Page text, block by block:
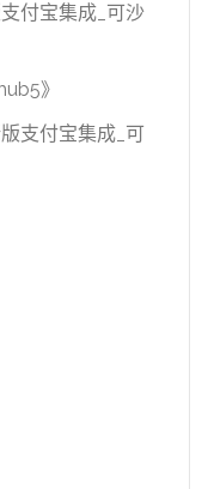
付宝集成_可沙
》
支付宝集成_可